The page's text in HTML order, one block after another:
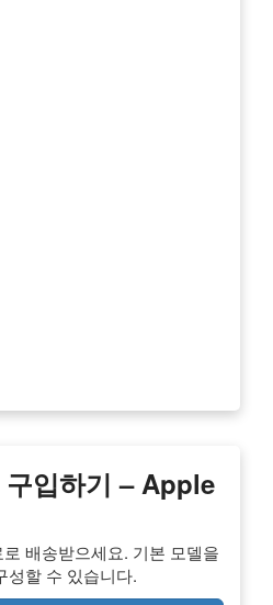
입하기 – Apple
배송받으세요. 기본 모델을
성할 수 있습니다.